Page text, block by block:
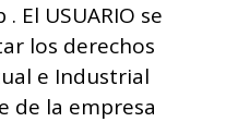
El USUARIO se
los derechos
e Industrial
de la empresa